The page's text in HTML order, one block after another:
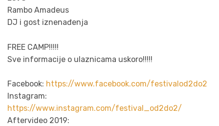
Rambo Amadeus
DJ i gost iznenađenja
FREE CAMP!!!!!
Sve informacije o ulaznicama uskoro!!!!!
Facebook: https://www.facebook.com/festivalod2do2
Instagram:
https://www.instagram.com/festival_od2do2/
Aftervideo 2019: